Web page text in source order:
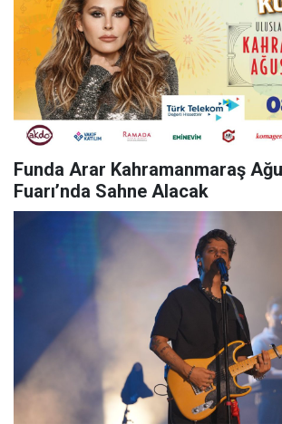
Funda Arar Kahramanmaraş
Fuarı’nda Sahne Alacak